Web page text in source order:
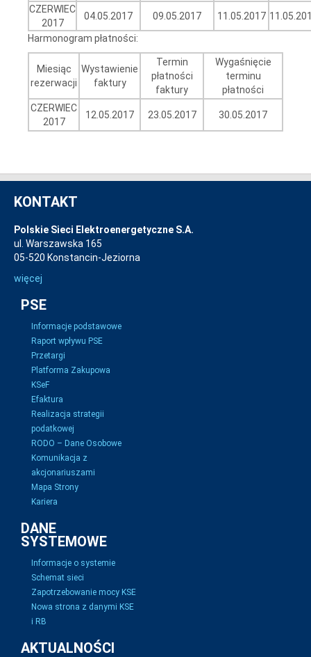
CZERWIEC
2017
04.05.2017 09.05.2017 11.05.2017
Harmonogram płatności:
Miesiąc
rezerwacji
Wystawienie
faktury
Termin
płatności
faktury
Wygaśnięcie
terminu
płatności
CZERWIEC
2017
12.05.2017 23.05.2017 30.05.2017
KONTAKT
Polskie Sieci Elektroenergetyczne S.A.
ul. Warszawska 165
05-520 Konstancin-Jeziorna
więcej
PSE
Informacje podstawowe
Raport wpływu PSE
Przetargi
Platforma Zakupowa
KSeF
Efaktura
Realizacja strategii
podatkowej
RODO – Dane Osobowe
Komunikacja z
akcjonariuszami
Mapa Strony
Kariera
DANE
SYSTEMOWE
Informacje o systemie
Schemat sieci
Zapotrzebowanie mocy KSE
Nowa strona z danymi KSE
i RB
AKTUALNOŚCI